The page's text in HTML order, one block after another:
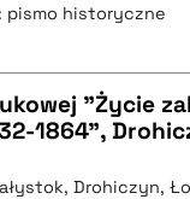
pismo historyczne
"Życie
1864",
Drohiczyn,